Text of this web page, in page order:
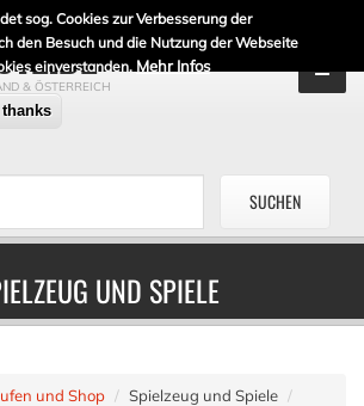
sog. Cookies zur Verbesserung der
den Besuch und die Nutzung der Webseite
einverstanden. Mehr Infos
thanks
& ÖSTERREICH
UND SPIELE
und Shop Spielzeug und Spiele